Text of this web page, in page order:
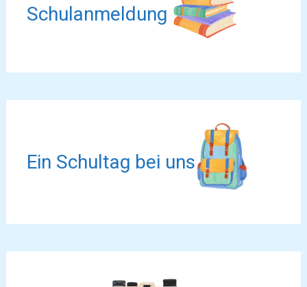
Schulanmeldung
Ein Schultag bei uns